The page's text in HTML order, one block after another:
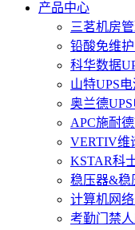
产品中心
三茗机房
铅酸免维
科华数据
山特UPS电
奥兰德
APC施耐
VERTIV维
KSTAR科
稳压器&稳
计算机网
考勤门禁